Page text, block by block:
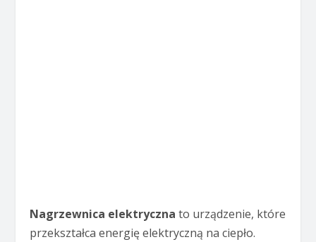
Nagrzewnica elektryczna to urządzenie, które
przekształca energię elektryczną na ciepło.